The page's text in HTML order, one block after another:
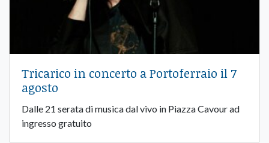
Tricarico in concerto a Portoferraio il 7
agosto
Dalle 21 serata di musica dal vivo in Piazza Cavour ad
ingresso gratuito